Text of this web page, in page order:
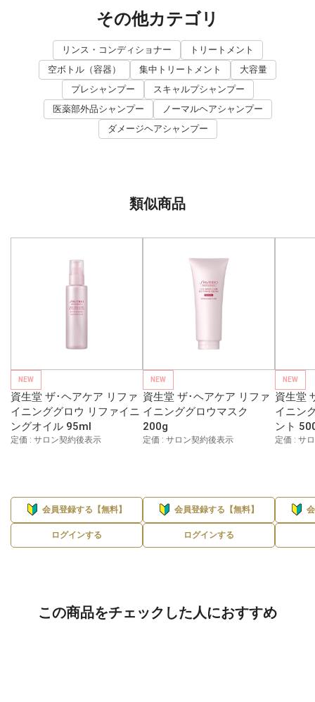
その他カテゴリ
リンス・コンディショナー
トリートメント
空ボトル（容器）
集中トリートメント
大容量
プレシャンプー
スキャルプシャンプー
医薬部外品シャンプー
ノーマルヘアシャンプー
ダメージヘアシャンプー
類似商品
NEW
資生堂 ザ･ヘアケア リファ
イニンググロウ リファイニ
ングオイル 95ml
定価 : サロン契約後表示
会員登録する【無料】
ログインする
NEW
資生堂 ザ･ヘアケア リファ
イニンググロウマスク
200g
定価 : サロン契約後表示
会員登録する【無料】
ログインする
NEW
資生堂
イニン
ント
定価 : サ
この商品をチェックした人におすすめ